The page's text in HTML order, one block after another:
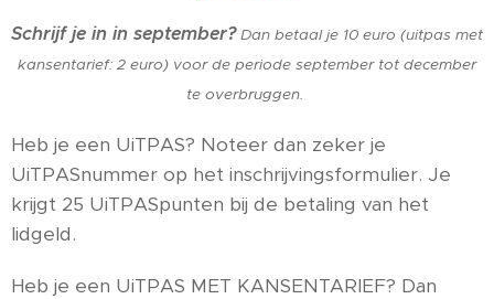
Schrijf je in in september? Dan betaal je 10 euro (uitpas met
kansentarief: 2 euro) voor de periode september tot december
te overbruggen.
Heb je een UiTPAS? Noteer dan zeker je
UiTPASnummer op het inschrijvingsformulier. Je
krijgt 25 UiTPASpunten bij de betaling van het
lidgeld.
Heb je een UiTPAS MET KANSENTARIEF? Dan